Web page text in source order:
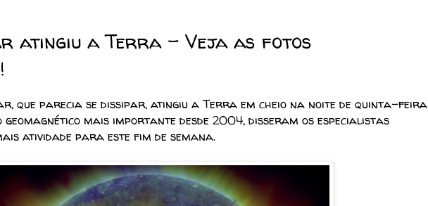
atingiu a Terra - Veja as fotos
que parecia se dissipar, atingiu a Terra em cheio na noite de quinta-feira
mais importante desde 2004, disseram os especialistas
atividade para este fim de semana.